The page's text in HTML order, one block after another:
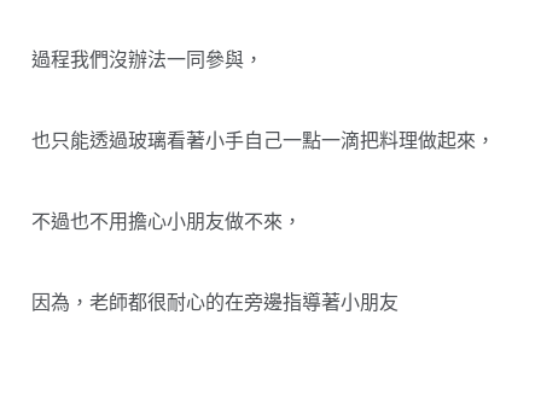
過程我們沒辦法一同參與，
也只能透過玻璃看著小手自己一點一滴把料理做起來，
不過也不用擔心小朋友做不來，
因為，老師都很耐心的在旁邊指導著小朋友